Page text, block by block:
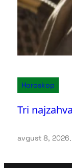
Horoskop
Tri
avgust 8, 2026.